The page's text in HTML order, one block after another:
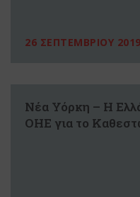
26 ΣΕΠΤΕΜΒΡΙΟΥ 2019
Νέα Υόρκη – Η
ΟΗΕ για το